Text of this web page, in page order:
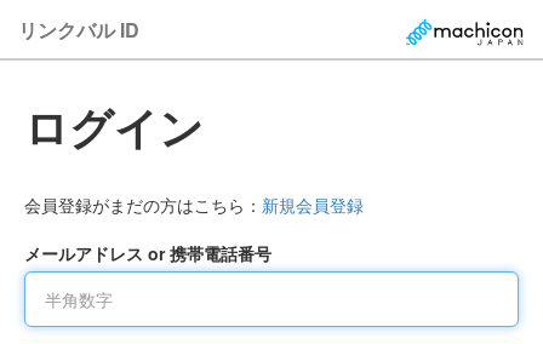
リンクバル ID
ログイン
会員登録がまだの方はこちら： 新規会員登録
メールアドレス or 携帯電話番号